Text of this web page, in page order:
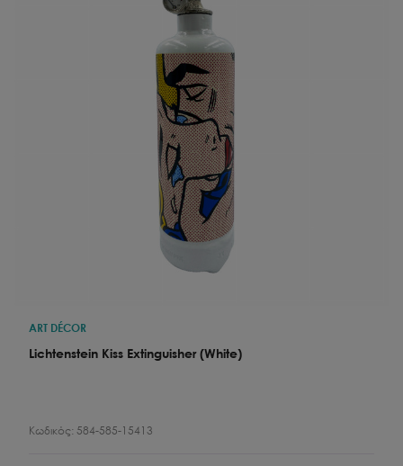
ART DÉCOR
Lichtenstein Kiss Extinguisher (White)
Κωδικός: 584-585-15413